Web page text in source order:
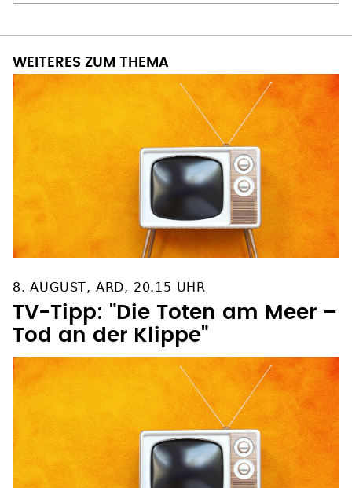
WEITERES ZUM THEMA
8. AUGUST, ARD, 20.15 UHR
TV-Tipp: "Die Toten am Meer –
Tod an der Klippe"